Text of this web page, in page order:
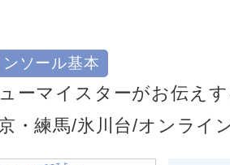
ンソール基本
ーマイスターがお伝え
・練馬/氷川台/オンライ